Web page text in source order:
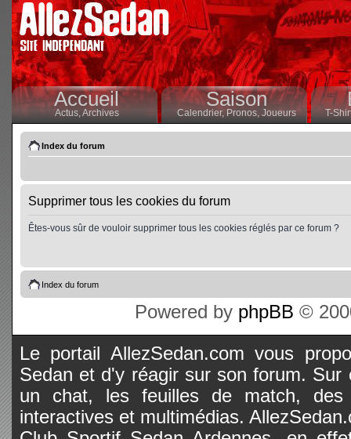
Accueil
Actus,Archives
Saison
Calendrier,Pronos, Joueurs T-
Index du forum
Supprimer tous les cookies du forum
Êtes-vous sûr de vouloir supprimer tous les cookies réglés par ce forum ?
Index du forum
Powered by phpBB ©
Le portail AllezSedan.com vous
Sedan et d'y réagir sur son forum.
un chat, les feuilles de match, des
interactives et multimédias.